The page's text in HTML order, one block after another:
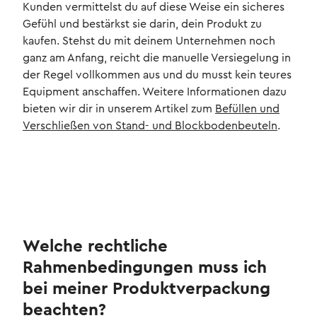
Kunden vermittelst du auf diese Weise ein sicheres
Gefühl und bestärkst sie darin, dein Produkt zu
kaufen. Stehst du mit deinem Unternehmen noch
ganz am Anfang, reicht die manuelle Versiegelung in
der Regel vollkommen aus und du musst kein teures
Equipment anschaffen. Weitere Informationen dazu
bieten wir dir in unserem Artikel zum Befüllen und
Verschließen von Stand- und Blockbodenbeuteln.
Welche rechtliche
Rahmenbedingungen muss ich
bei meiner Produktverpackung
beachten?